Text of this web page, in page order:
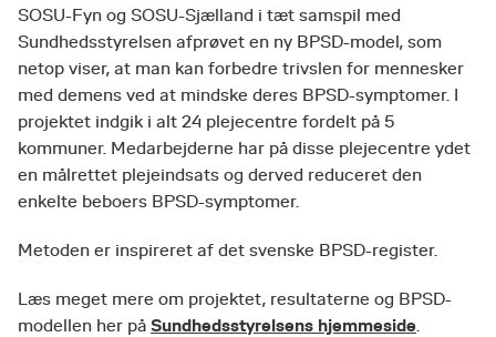
SOSU-Fyn og SOSU-Sjælland i tæt samspil med
Sundhedsstyrelsen afprøvet en ny BPSD-model, som
netop viser, at man kan forbedre trivslen for mennesker
med demens ved at mindske deres BPSD-symptomer. I
projektet indgik i alt 24 plejecentre fordelt på 5
kommuner. Medarbejderne har på disse plejecentre ydet
en målrettet plejeindsats og derved reduceret den
enkelte beboers BPSD-symptomer.
Metoden er inspireret af det svenske BPSD-register.
Læs meget mere om projektet, resultaterne og BPSD-
modellen her på Sundhedsstyrelsens hjemmeside.